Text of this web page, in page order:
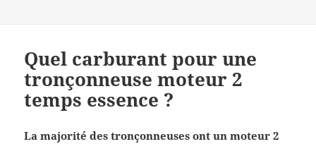
Quel carburant pour une
tronçonneuse moteur 2
temps essence ?
La majorité des tronçonneuses ont un moteur 2